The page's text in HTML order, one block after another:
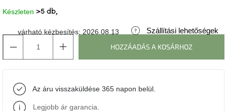
gyűjtemény
line
Tenzo
gyűjtemény
Készleten
várható kézbesítés: 2026.08.13 Szállítási lehetőségek
>5 db
HOZZÁADÁS A KOSÁRHOZ
Az áru visszaküldése 365 napon belül.
Legjobb ár garancia